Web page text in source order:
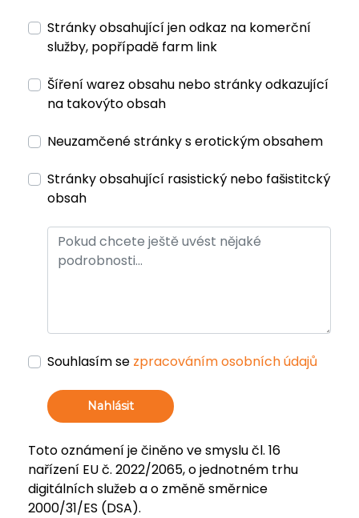
Stránky obsahující jen odkaz na komerční
služby, popřípadě farm link
Šíření warez obsahu nebo stránky odkazující
na takovýto obsah
Neuzamčené stránky s erotickým obsahem
Stránky obsahující rasistický nebo fašistitcký
obsah
Souhlasím se zpracováním osobních údajů
Nahlásit
Toto oznámení je činěno ve smyslu čl. 16
nařízení EU č. 2022/2065, o jednotném trhu
digitálních služeb a o změně směrnice
2000/31/ES (DSA).